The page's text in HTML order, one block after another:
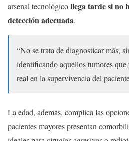
arsenal tecnológicollega tarde si no
detección adecuada.
“No se trata de diagnosticar más,
identificando aquellos tumores
real en la supervivencia del
La edad, además, complica las
pacientes mayores presentan